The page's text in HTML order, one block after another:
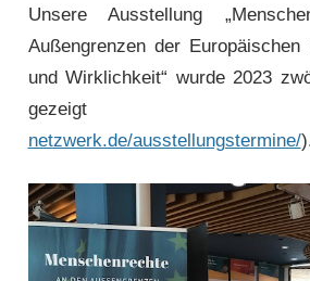
Unsere Ausstellung
Außengrenzen der
und Wirklichkeit“ wurde 2023
gezeigt
netzwerk.de/ausstellungstermine/